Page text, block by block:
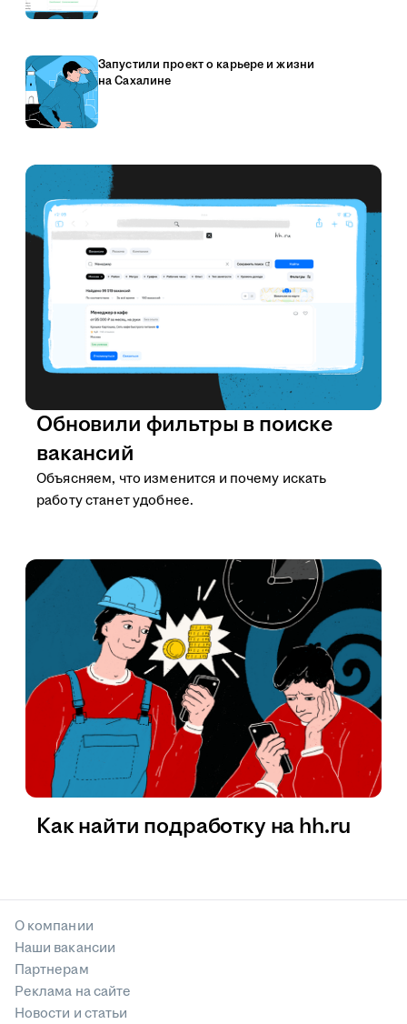
Запустили проект о карьере и жизни
на Сахалине
Обновили фильтры в поиске
вакансий
Объясняем, что изменится и почему искать
работу станет удобнее.
Как найти подработку на hh.ru
О компании
Наши вакансии
Партнерам
Реклама на сайте
Новости и статьи